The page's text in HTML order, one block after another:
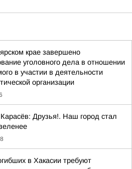
крае завершено
уголовного дела в отношении
в участии в деятельности
организации
Друзья!. Наш город стал
в Хакасии требуют